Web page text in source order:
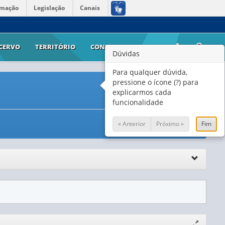
Legislação Canais
TERRITÓRIO CONTATO AJUDA
Dúvidas
Para qualquer dúvida,
pressione o ícone (?) para
explicarmos cada
funcionalidade
« Anterior Próximo » Fim